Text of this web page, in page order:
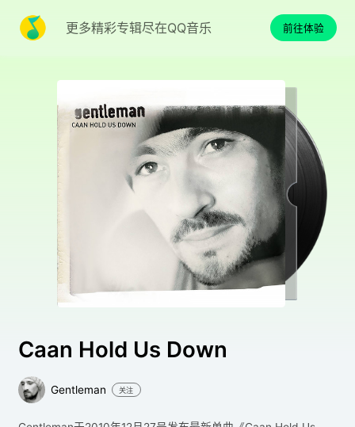
更多精彩专辑尽在QQ音乐 前往体验
Caan Hold Us Down
Gentleman 关注